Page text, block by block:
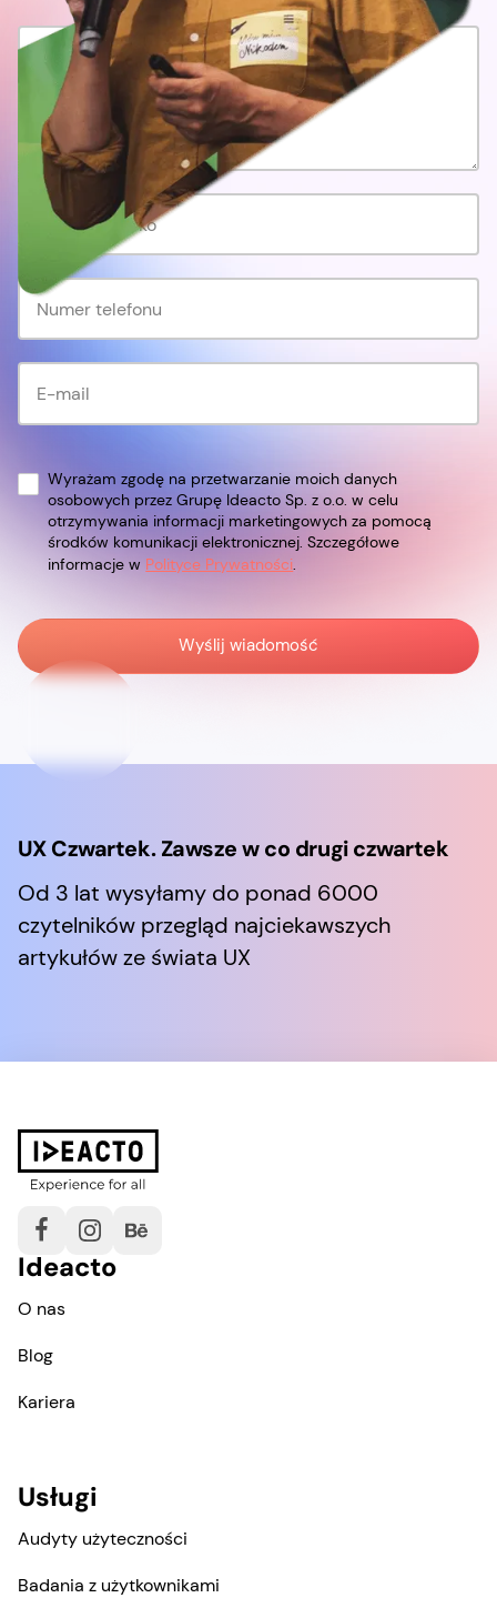
Wyrażam zgodę na przetwarzanie moich danych
osobowych przez Grupę Ideacto Sp. z o.o. w celu
otrzymywania informacji marketingowych za pomocą
środków komunikacji elektronicznej. Szczegółowe
informacje w Polityce Prywatności.
UX Czwartek. Zawsze w co drugi czwartek
Od 3 lat wysyłamy do ponad 6000
czytelników przegląd najciekawszych
artykułów ze świata UX
Ideacto
O nas
Blog
Kariera
Usługi
Audyty użyteczności
Badania z użytkownikami